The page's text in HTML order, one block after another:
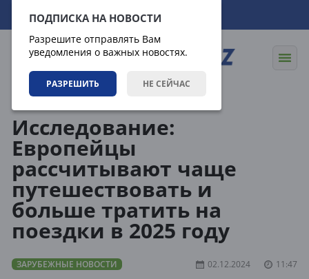
ПОДПИСКА НА НОВОСТИ
Разрешите отправлять Вам
уведомления о важных новостях.
РАЗРЕШИТЬ НЕ СЕЙЧАС
08.08.2026 16:37:01
Исследование:
Европейцы
рассчитывают чаще
путешествовать и
больше тратить на
поездки в 2025 году
ЗАРУБЕЖНЫЕ НОВОСТИ 02.12.2024 11:47